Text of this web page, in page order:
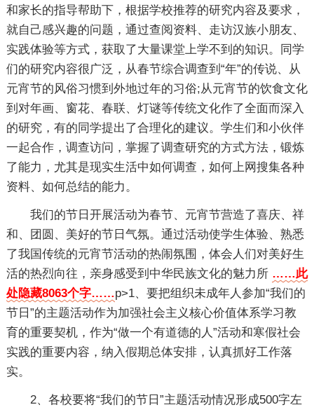
和家长的指导帮助下，根据学校推荐的研究内容及要求，
就自己感兴趣的问题，通过查阅资料、走访汉族小朋友、
实践体验等方式，获取了大量课堂上学不到的知识。同学
们的研究内容很广泛，从春节综合调查到“年”的传说、从
元宵节的风俗习惯到外地过年的习俗;从元宵节的饮食文化
到对年画、窗花、春联、灯谜等传统文化作了全面而深入
的研究，有的同学提出了合理化的建议。学生们和小伙伴
一起合作，调查访问，掌握了调查研究的方式方法，锻炼
了能力，尤其是现实生活中如何调查，如何上网搜集各种
资料、如何总结的能力。
我们的节日开展活动为春节、元宵节营造了喜庆、祥
和、团圆、美好的节日气氛。通过活动使学生体验、熟悉
了我国传统的元宵节活动的热闹氛围，体会人们对美好生
活的热烈向往，亲身感受到中华民族文化的魅力所 ……此
处隐藏8063个字……p>1、要把组织未成年人参加“我们的
节日”的主题活动作为加强社会主义核心价值体系学习教
育的重要契机，作为“做一个有道德的人”活动和寒假社会
实践的重要内容，纳入假期总体安排，认真抓好工作落
实。
2、各校要将“我们的节日”主题活动情况形成500字左